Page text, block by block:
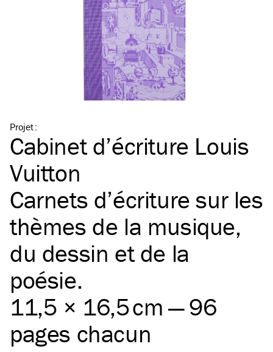
Projet:
Cabinet d’écriture Louis
Vuitton
Carnets d’écriture sur les
thèmes de la musique,
du dessin et de la
poésie.
11,5 × 16,5 cm — 96
pages chacun